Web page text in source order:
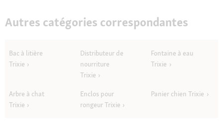
Autres catégories correspondantes
Bac à litière
Trixie
Distributeur de
nourriture
Trixie
Fontaine à eau
Trixie
Arbre à chat
Trixie
Enclos pour
rongeur Trixie
Panier chien Trixie